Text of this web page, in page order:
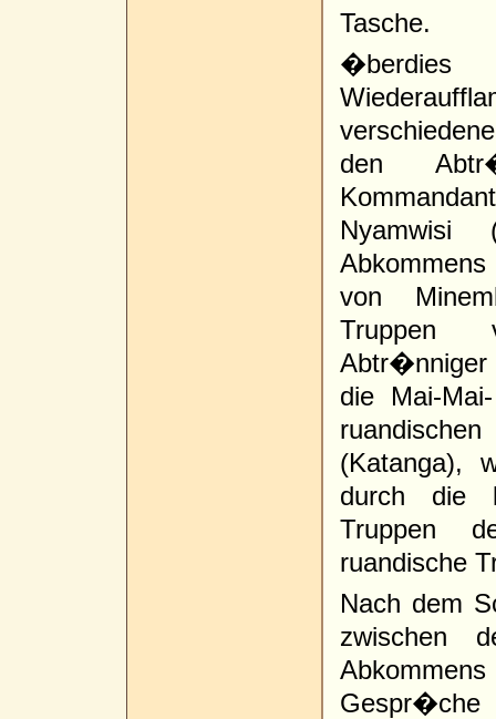
Tasche.
den
Nyamwisi
von
Truppen
die Mai-
(Katanga),
durch die
Truppen
ruandische
Nach dem
zwischen